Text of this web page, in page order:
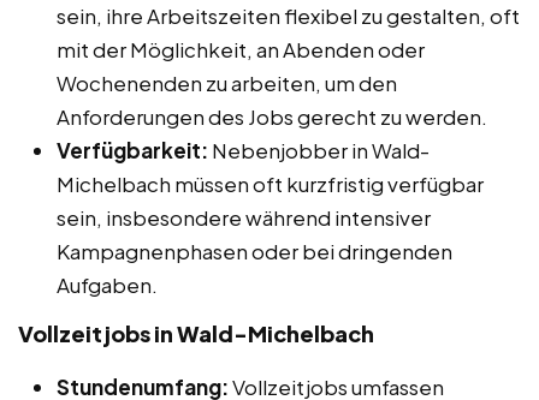
sein, ihre Arbeitszeiten flexibel zu gestalten, oft
mit der Möglichkeit, an Abenden oder
Wochenenden zu arbeiten, um den
Anforderungen des Jobs gerecht zu werden.
Verfügbarkeit: Nebenjobber in Wald-
Michelbach müssen oft kurzfristig verfügbar
sein, insbesondere während intensiver
Kampagnenphasen oder bei dringenden
Aufgaben.
Vollzeitjobs in Wald-Michelbach
Stundenumfang:Vollzeitjobs umfassen